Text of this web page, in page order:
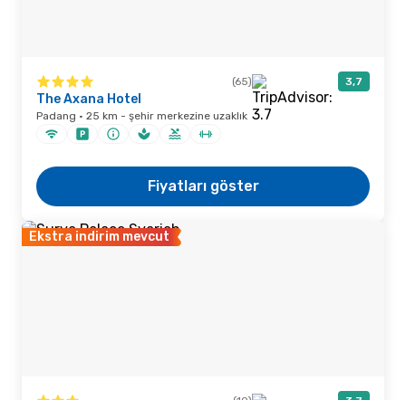
(65) 3,7
The Axana Hotel
Padang · 25 km - şehir merkezine uzaklık
Fiyatları göster
Ekstra indirim mevcut